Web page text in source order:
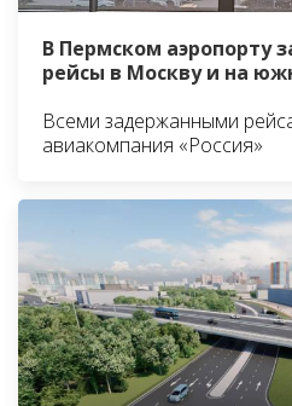
В Пермском аэропорту
рейсы в Москву и на
Всеми задержанными
авиакомпания «Россия»